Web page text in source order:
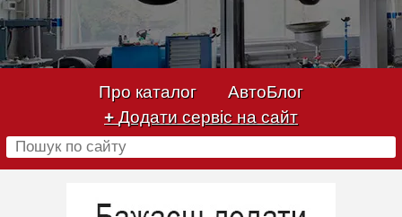
Про каталог
АвтоБлог
+ Додати сервіс на сайт